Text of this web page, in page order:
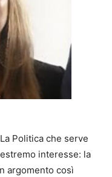
Politica che serve
interesse: la
argomento così